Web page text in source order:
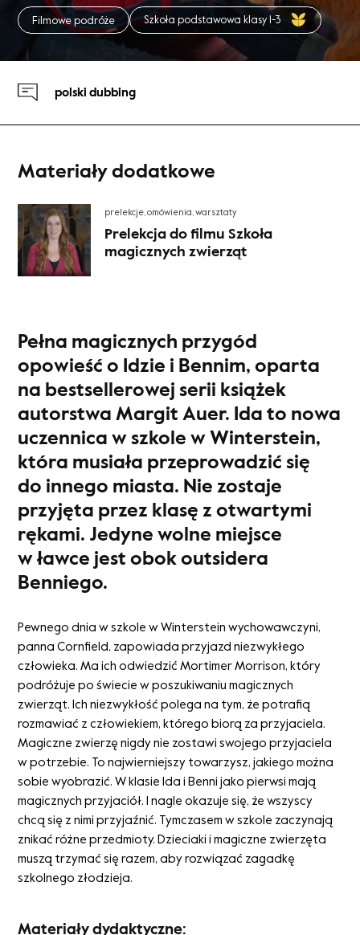
Filmowe podróże Szkoła podstawowa klasy 1-3
polski dubbing
Materiały dodatkowe
prelekcje, omówienia, warsztaty
Prelekcja do filmu Szkoła
magicznych zwierząt
Pełna magicznych przygód
opowieść o Idzie i Bennim, oparta
na bestsellerowej serii książek
autorstwa Margit Auer. Ida to nowa
uczennica w szkole w Winterstein,
która musiała przeprowadzić się
do innego miasta. Nie zostaje
przyjęta przez klasę z otwartymi
rękami. Jedyne wolne miejsce
w ławce jest obok outsidera
Benniego.
Pewnego dnia w szkole w Winterstein wychowawczyni,
panna Cornfield, zapowiada przyjazd niezwykłego
człowieka. Ma ich odwiedzić Mortimer Morrison, który
podróżuje po świecie w poszukiwaniu magicznych
zwierząt. Ich niezwykłość polega na tym, że potrafią
rozmawiać z człowiekiem, którego biorą za przyjaciela.
Magiczne zwierzę nigdy nie zostawi swojego przyjaciela
w potrzebie. To najwierniejszy towarzysz, jakiego można
sobie wyobrazić. W klasie Ida i Benni jako pierwsi mają
magicznych przyjaciół. I nagle okazuje się, że wszyscy
chcą się z nimi przyjaźnić. Tymczasem w szkole zaczynają
znikać różne przedmioty. Dzieciaki i magiczne zwierzęta
muszą trzymać się razem, aby rozwiązać zagadkę
szkolnego złodzieja.
Materiały dydaktyczne: